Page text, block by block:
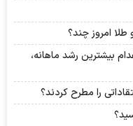
صنعت غذایی تیر ۱۴۰۵ | غدام بیشترین رشد ماهانه،